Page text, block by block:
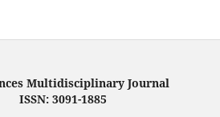
Multidisciplinary Journal
ISSN: 3091-1885